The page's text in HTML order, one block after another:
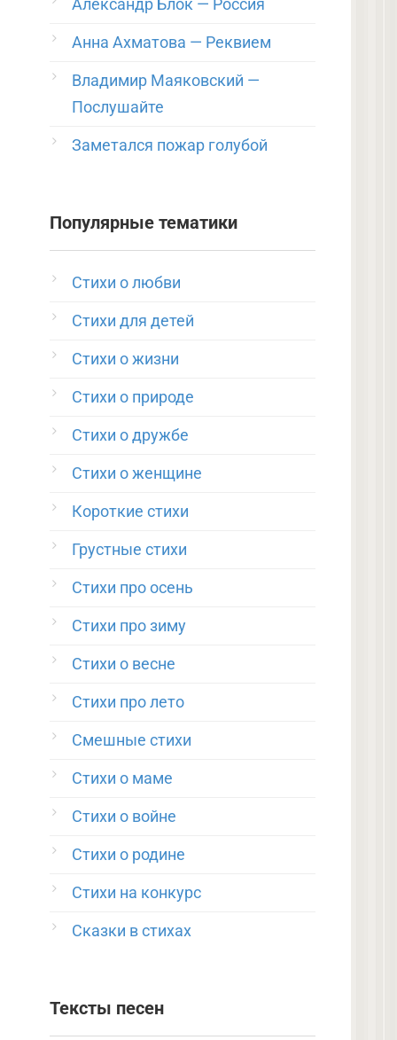
Александр Блок — Россия
Анна Ахматова — Реквием
Владимир Маяковский —
Послушайте
Заметался пожар голубой
Популярные тематики
Стихи о любви
Стихи для детей
Стихи о жизни
Стихи о природе
Стихи о дружбе
Стихи о женщине
Короткие стихи
Грустные стихи
Стихи про осень
Стихи про зиму
Стихи о весне
Стихи про лето
Смешные стихи
Стихи о маме
Стихи о войне
Стихи о родине
Стихи на конкурс
Сказки в стихах
Тексты песен